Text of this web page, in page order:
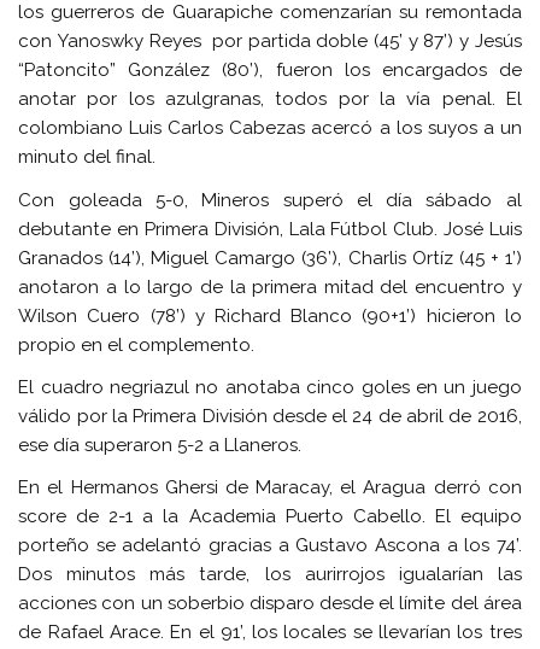
los guerreros de Guarapiche comenzarían su remontada
con Yanoswky Reyes por partida doble (45’ y 87’) y Jesús
“Patoncito” González (80’), fueron los encargados de
anotar por los azulgranas, todos por la vía penal. El
colombiano Luis Carlos Cabezas acercó a los suyos a un
minuto del final.
Con goleada 5-0, Mineros superó el día sábado al
debutante en Primera División, Lala Fútbol Club. José Luis
Granados (14’), Miguel Camargo (36’), Charlis Ortíz (45 + 1’)
anotaron a lo largo de la primera mitad del encuentro y
Wilson Cuero (78’) y Richard Blanco (90+1’) hicieron lo
propio en el complemento.
El cuadro negriazul no anotaba cinco goles en un juego
válido por la Primera División desde el 24 de abril de 2016,
ese día superaron 5-2 a Llaneros.
En el Hermanos Ghersi de Maracay, el Aragua derró con
score de 2-1 a la Academia Puerto Cabello. El equipo
porteño se adelantó gracias a Gustavo Ascona a los 74’.
Dos minutos más tarde, los aurirrojos igualarían las
acciones con un soberbio disparo desde el límite del área
de Rafael Arace. En el 91’, los locales se llevarían los tres